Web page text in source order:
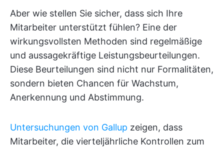
Aber wie stellen Sie sicher, dass sich Ihre
Mitarbeiter unterstützt fühlen? Eine der
wirkungsvollsten Methoden sind regelmäßige
und aussagekräftige Leistungsbeurteilungen.
Diese Beurteilungen sind nicht nur Formalitäten,
sondern bieten Chancen für Wachstum,
Anerkennung und Abstimmung.
Untersuchungen von Gallup zeigen, dass
Mitarbeiter, die vierteljährliche Kontrollen zum